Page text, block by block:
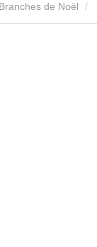
Branches de Noël